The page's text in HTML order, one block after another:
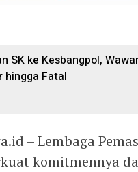
SK ke Kesbangpol,
hingga Fatal
– Lembaga
komitmennya